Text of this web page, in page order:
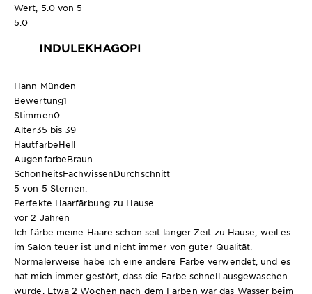
Wert, 5.0 von 5
5.0
INDULEKHAGOPI
Hann Münden
Bewertung1
Stimmen0
Alter35 bis 39
HautfarbeHell
AugenfarbeBraun
SchönheitsFachwissenDurchschnitt
5 von 5 Sternen.
Perfekte Haarfärbung zu Hause.
vor 2 Jahren
Ich färbe meine Haare schon seit langer Zeit zu Hause, weil es
im Salon teuer ist und nicht immer von guter Qualität.
Normalerweise habe ich eine andere Farbe verwendet, und es
hat mich immer gestört, dass die Farbe schnell ausgewaschen
wurde. Etwa 2 Wochen nach dem Färben war das Wasser beim